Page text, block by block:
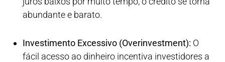
abundante e barato.
Investimento Excessivo (Overinvestment): O
fácil acesso ao dinheiro incentiva investidores a